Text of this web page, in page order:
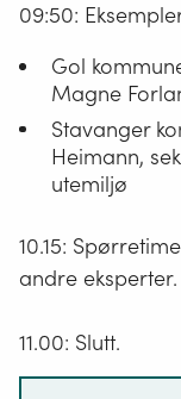
09:50:
Gol
Magne
Stavanger
Heimann,
utemiljø
10.15:
andre eksperter.
11.00: Slutt.